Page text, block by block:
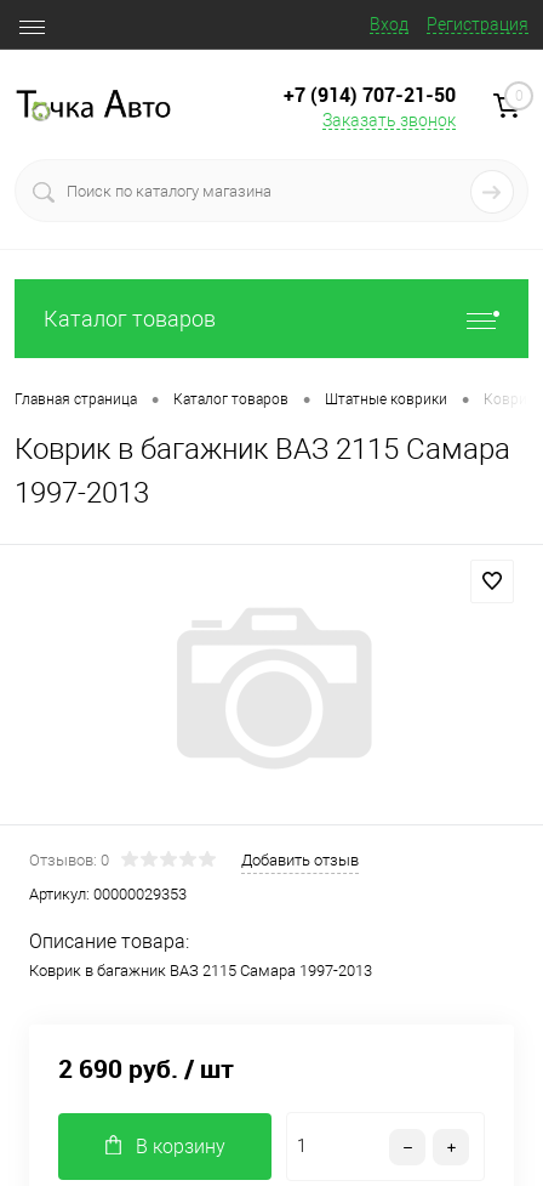
Вход Регистрация
+7 (914) 707‒21‒50
Заказать звонок
0
Каталог товаров
Главная страница • Каталог товаров • Штатные коврики • Коврик
Коврик в багажник ВАЗ 2115 Самара
1997-2013
Отзывов: 0
Добавить отзыв
Артикул: 00000029353
Описание товара:
Коврик в багажник ВАЗ 2115 Самара 1997-2013
2 690 руб. / шт
В корзину